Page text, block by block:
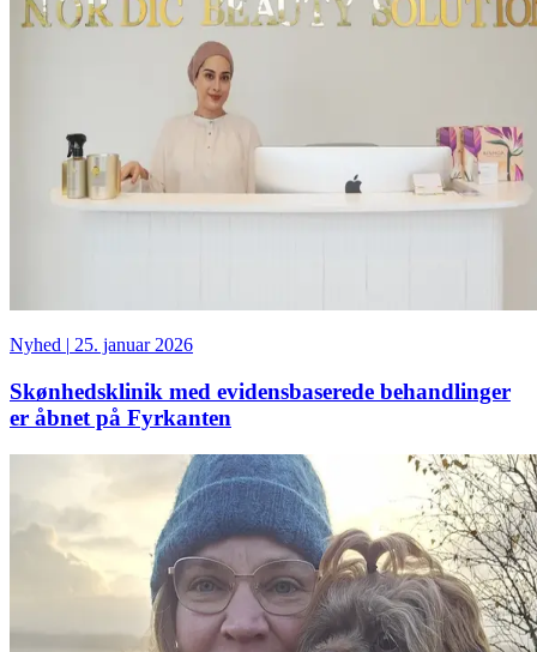
Nyhed | 25. januar 2026
Skønhedsklinik med evidensbaserede behandlinger
er åbnet på Fyrkanten